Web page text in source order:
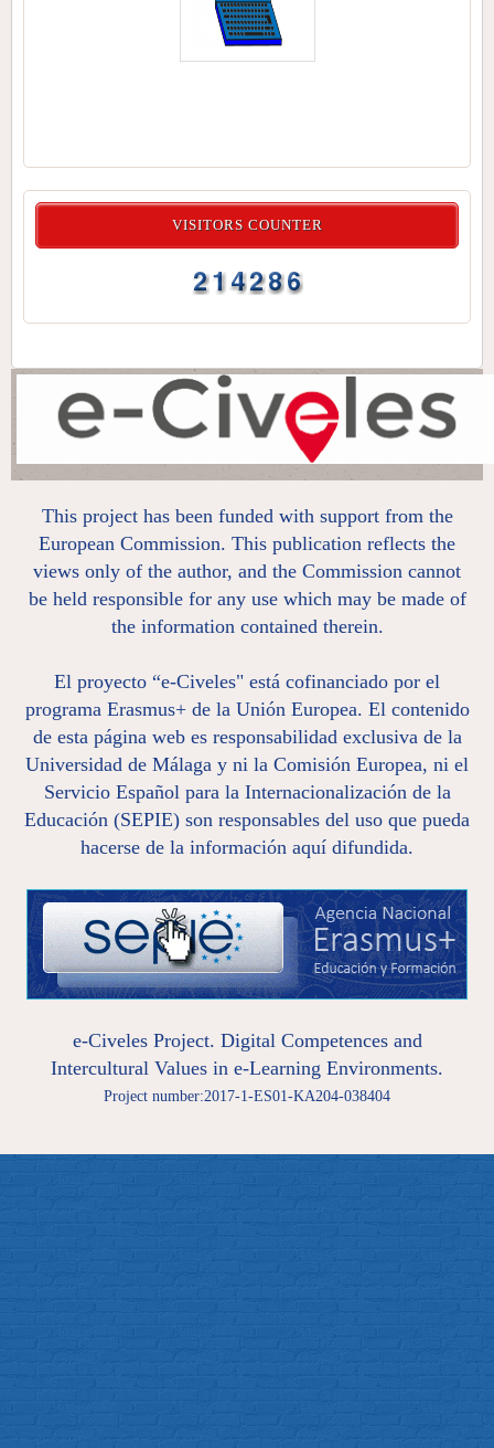
VISITORS COUNTER
This project has been funded with support from the
European Commission. This publication reflects the
views only of the author, and the Commission cannot
be held responsible for any use which may be made of
the information contained therein.
El proyecto “e-Civeles" está cofinanciado por el
programa Erasmus+ de la Unión Europea. El contenido
de esta página web es responsabilidad exclusiva de la
Universidad de Málaga y ni la Comisión Europea, ni el
Servicio Español para la Internacionalización de la
Educación (SEPIE) son responsables del uso que pueda
hacerse de la información aquí difundida.
e-Civeles Project. Digital Competences and
Intercultural Values in e-Learning Environments.
Project number:2017-1-ES01-KA204-038404